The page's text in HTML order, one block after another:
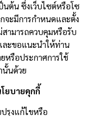
นต้น ซึ่งเว็บไซต์หรือโซ
จะมีการกำหนดและตั้ง
สามารถควบคุมหรือรับ
ะขอแนะนำให้ท่าน
หรือประกาศการใช้
นั้นด้วย
ยบายคุกกี้
รุงแก้ไขหรือ